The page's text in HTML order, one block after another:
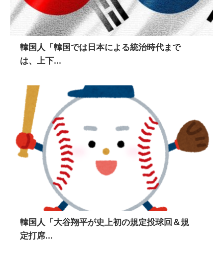
韓国人「韓国では日本による統治時代まで
は、上下...
韓国人「大谷翔平が史上初の規定投球回＆規
定打席...